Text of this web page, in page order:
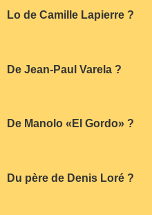
Lo de Camille Lapierre ?
De Jean-Paul Varela ?
De Manolo «El Gordo» ?
Du père de Denis Loré ?